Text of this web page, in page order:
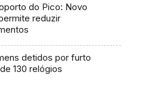
do Pico: Novo
reduzir
detidos por furto
130 relógios